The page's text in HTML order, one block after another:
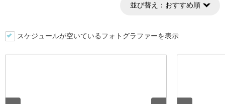
並び替え： おすすめ順
スケジュールが空いているフォトグラファーを表示